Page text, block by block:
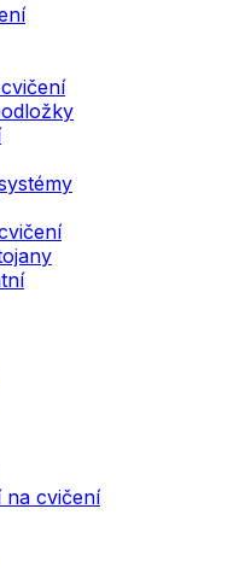
na cvičení